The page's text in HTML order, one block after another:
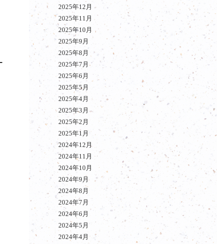
2025年12月
2025年11月
2025年10月
2025年9月
2025年8月
2025年7月
2025年6月
2025年5月
2025年4月
2025年3月
2025年2月
2025年1月
2024年12月
2024年11月
2024年10月
2024年9月
2024年8月
2024年7月
2024年6月
2024年5月
2024年4月